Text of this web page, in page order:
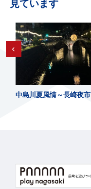
見ています
中島川夏風情～長崎夜市